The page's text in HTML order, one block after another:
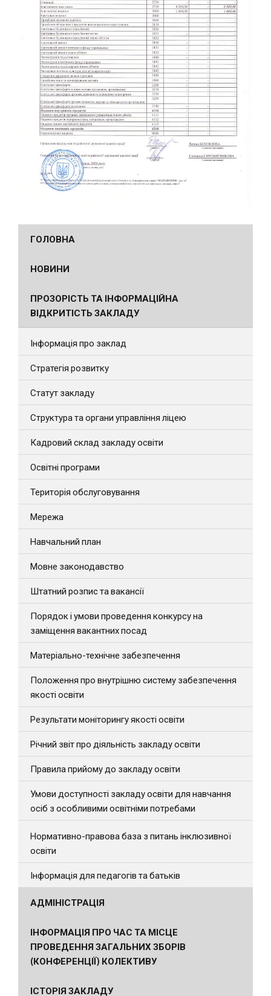
ГОЛОВНА
НОВИНИ
ПРОЗОРІСТЬ ТА ІНФОРМАЦІЙНА
ВІДКРИТІСТЬ ЗАКЛАДУ
Інформація про заклад
Стратегія розвитку
Статут закладу
Структура та органи управління ліцею
Кадровий склад закладу освіти
Освітні програми
Територія обслуговування
Мережа
Навчальний план
Мовне законодавство
Штатний розпис та вакансії
Порядок і умови проведення конкурсу на
заміщення вакантних посад
Матеріально-технічне забезпечення
Положення про внутрішню систему забезпечення
якості освіти
Результати моніторингу якості освіти
Річний звіт про діяльність закладу освіти
Правила прийому до закладу освіти
Умови доступності закладу освіти для навчання
осіб з особливими освітніми потребами
Нормативно-правова база з питань інклюзивної
освіти
Інформація для педагогів та батьків
АДМІНІСТРАЦІЯ
ІНФОРМАЦІЯ ПРО ЧАС ТА МІСЦЕ
ПРОВЕДЕННЯ ЗАГАЛЬНИХ ЗБОРІВ
(КОНФЕРЕНЦІЇ) КОЛЕКТИВУ
ІСТОРІЯ ЗАКЛАДУ